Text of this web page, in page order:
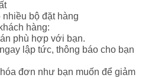
bộ đặt hàng
hàng:
phù hợp với bạn.
lập tức, thông báo cho bạn
đơn như bạn muốn để giảm